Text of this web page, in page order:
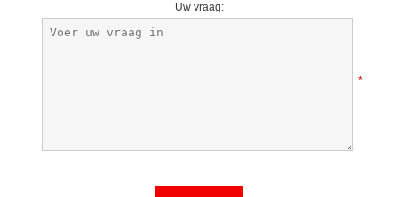
Uw vraag:
*